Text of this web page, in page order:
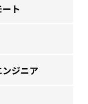
ト
ジニア